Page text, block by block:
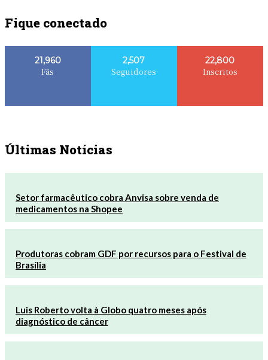
Fique conectado
21,960
Fãs
2,507
Seguidores
22,800
Inscritos
Últimas Notícias
Setor farmacêutico cobra Anvisa sobre venda de
medicamentos na Shopee
Produtoras cobram GDF por recursos para o Festival de
Brasília
Luis Roberto volta à Globo quatro meses após
diagnóstico de câncer